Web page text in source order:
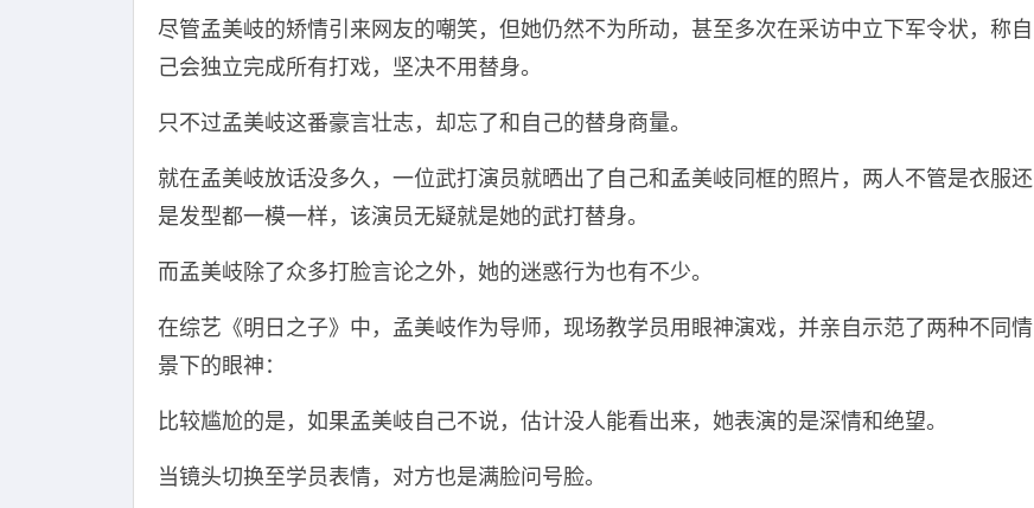
尽管孟美岐的矫情引来网友的嘲笑，但她仍然不为所动，甚至多次在采访中立下军令状，称自
己会独立完成所有打戏，坚决不用替身。
只不过孟美岐这番豪言壮志，却忘了和自己的替身商量。
就在孟美岐放话没多久，一位武打演员就晒出了自己和孟美岐同框的照片，两人不管是衣服还
是发型都一模一样，该演员无疑就是她的武打替身。
而孟美岐除了众多打脸言论之外，她的迷惑行为也有不少。
在综艺《明日之子》中，孟美岐作为导师，现场教学员用眼神演戏，并亲自示范了两种不同情
景下的眼神：
比较尴尬的是，如果孟美岐自己不说，估计没人能看出来，她表演的是深情和绝望。
当镜头切换至学员表情，对方也是满脸问号脸。